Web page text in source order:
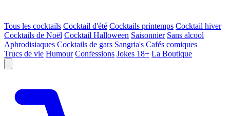
Tous les cocktails Cocktail d'été Cocktails printemps Cocktail hiver
Cocktails de Noël Cocktail Halloween Saisonnier Sans alcool
Aphrodisiaques Cocktails de gars Sangria's Cafés comiques
Trucs de vie Humour Confessions Jokes 18+ La Boutique